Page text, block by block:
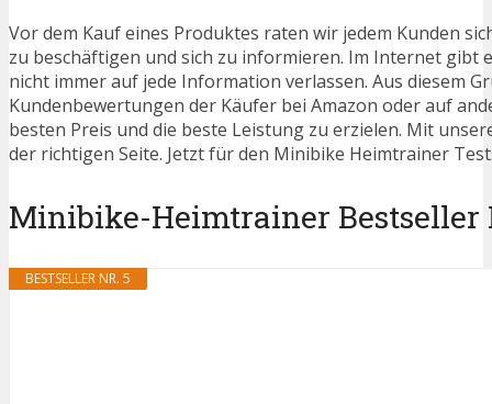
Vor dem Kauf eines Produktes raten wir jedem Kunden
zu beschäftigen und sich zu informieren. Im Internet
nicht immer auf jede Information verlassen. Aus diesem
Kundenbewertungen der Käufer bei Amazon oder auf
besten Preis und die beste Leistung zu erzielen. Mit
der richtigen Seite. Jetzt für den Minibike Heimtrainer
Minibike-Heimtrainer Bestseller
BESTSELLER NR. 5